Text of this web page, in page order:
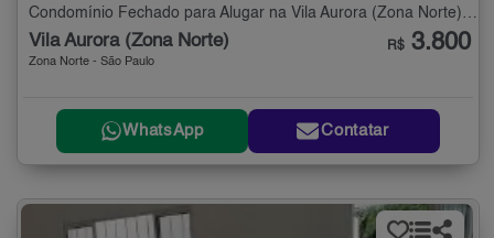
Condomínio Fechado para Alugar na Vila Aurora (Zona Norte) com 2 quartos - 75 m²
Vila Aurora (Zona Norte)
Zona Norte - São Paulo
R$ 3.800
WhatsApp Contatar